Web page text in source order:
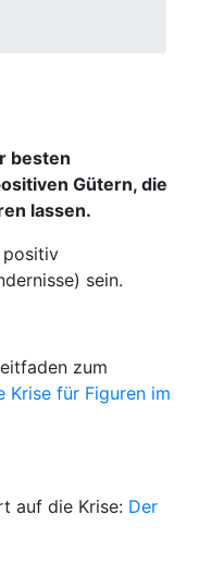
besten
Gütern, die
lassen.
positiv
sein.
zum
Krise für Figuren im
auf die Krise: Der